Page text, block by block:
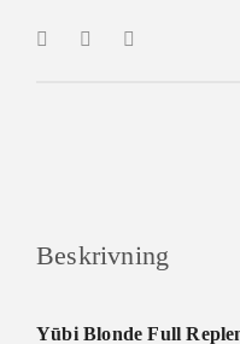
Beskrivning
Yūbi Blonde Full